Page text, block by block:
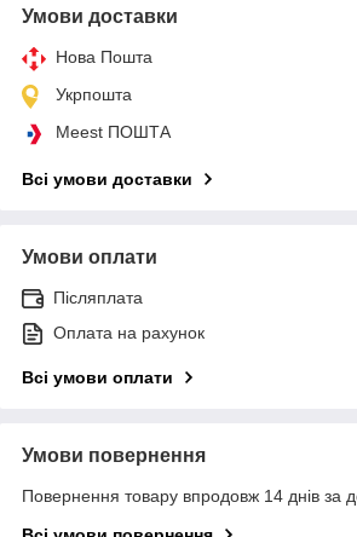
Умови доставки
Нова Пошта
Укрпошта
Meest ПОШТА
Всі умови доставки
Умови оплати
Післяплата
Оплата на рахунок
Всі умови оплати
Умови повернення
Повернення товару впродовж 14 днів за